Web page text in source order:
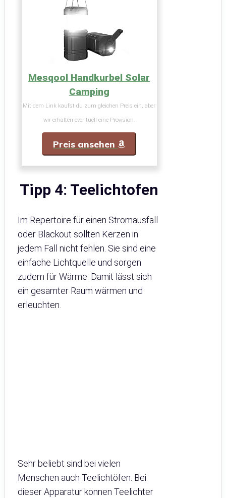
Mesqool Handkurbel Solar
Camping
Mit dem Link kaufst du zum gleichen Preis ein, aber
wir erhalten eventuell eine Provision.
Preis ansehen
Tipp 4: Teelichtofen
Im Repertoire für einen Stromausfall
oder Blackout sollten Kerzen in
jedem Fall nicht fehlen. Sie sind eine
einfache Lichtquelle und sorgen
zudem für Wärme. Damit lässt sich
ein gesamter Raum wärmen und
erleuchten.
Sehr beliebt sind bei vielen
Menschen auch Teelichtöfen. Bei
dieser Apparatur können Teelichter